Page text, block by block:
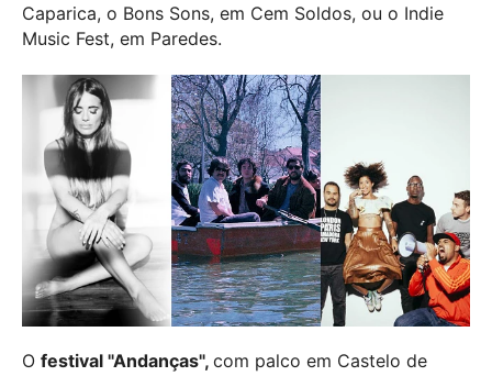
Caparica, o Bons Sons, em Cem Soldos, ou o Indie
Music Fest, em Paredes.
O festival "Andanças", com palco em Castelo de